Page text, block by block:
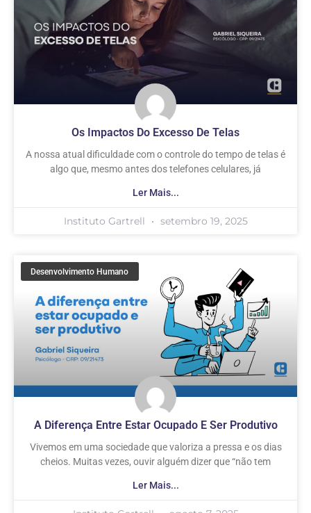
Os Impactos Do Excesso De Telas
A nossa atual dificuldade com o controle do tempo de telas é
algo que, mesmo antes dos telefones celulares, já
Ler Mais...
Instituto Gartrell setembro 19, 2025
Desenvolvimento Humano
A Diferença Entre Estar Ocupado E Ser Produtivo
Vivemos em uma sociedade que valoriza a pressa e os dias
cheios. Muitas vezes, ouvir alguém dizer que “não tem
Ler Mais...